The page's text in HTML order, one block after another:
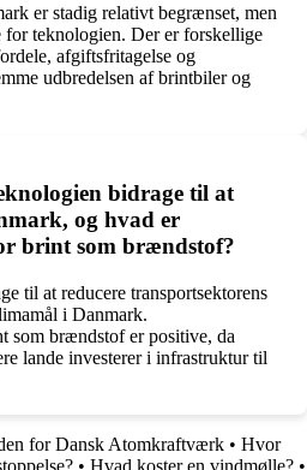
er stadig relativt begrænset, men
for teknologien. Der er forskellige
afgiftsfritagelse og
udbredelsen af brintbiler og
bidrage til at
og hvad er
brint som brændstof?
til at reducere transportsektorens
i Danmark.
som brændstof er positive, da
lande investerer i infrastruktur til
for Dansk Atomkraftværk • Hvor
• Hvad koster en vindmølle? •